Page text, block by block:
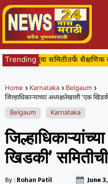
Trending
युवा समितीतर्फे शैक्षणिक
Home Karnataka
Belgaum
जिल्हाधिकाऱ्यांच्या अध्यक्षतेखाली ‘एक
Belgaum
Karnataka
खिडकी’
By : Rohan Patil June